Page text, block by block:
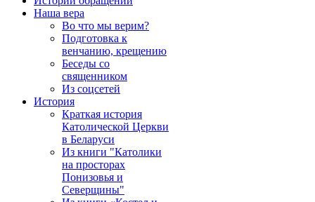
Наша вера
Во что мы верим?
Подготовка к
венчанию, крещению
Беседы со
священником
Из соцсетей
История
Краткая история
Католической Церкви
в Беларуси
Из книги "Католики
на просторах
Понизовья и
Северщины"